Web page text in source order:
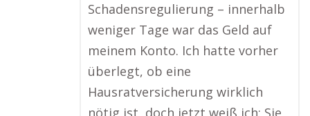
Schadensregulierung – innerhalb
weniger Tage war das Geld auf
meinem Konto. Ich hatte vorher
überlegt, ob eine
Hausratversicherung wirklich
nötig ist, doch jetzt weiß ich: Sie